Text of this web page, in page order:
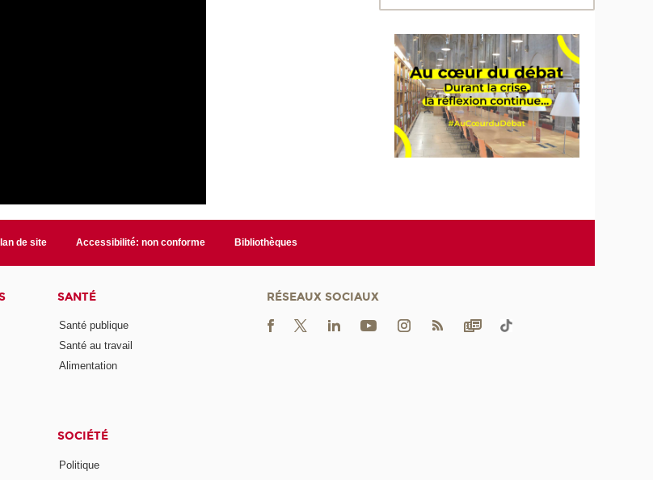
de site Accessibilité: non conforme Bibliothèques
SANTÉ
Santé publique
Santé au travail
Alimentation
SOCIÉTÉ
Politique
RÉSEAUX SOCIAUX